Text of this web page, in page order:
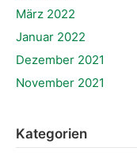
März 2022
Januar 2022
Dezember 2021
November 2021
Kategorien